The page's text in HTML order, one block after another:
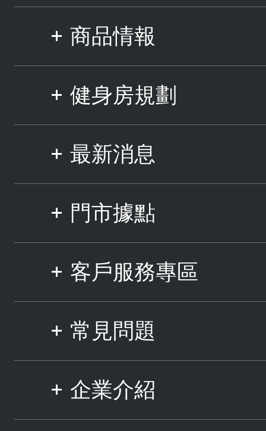
商品情報
健身房規劃
最新消息
門市據點
客戶服務專區
常見問題
企業介紹